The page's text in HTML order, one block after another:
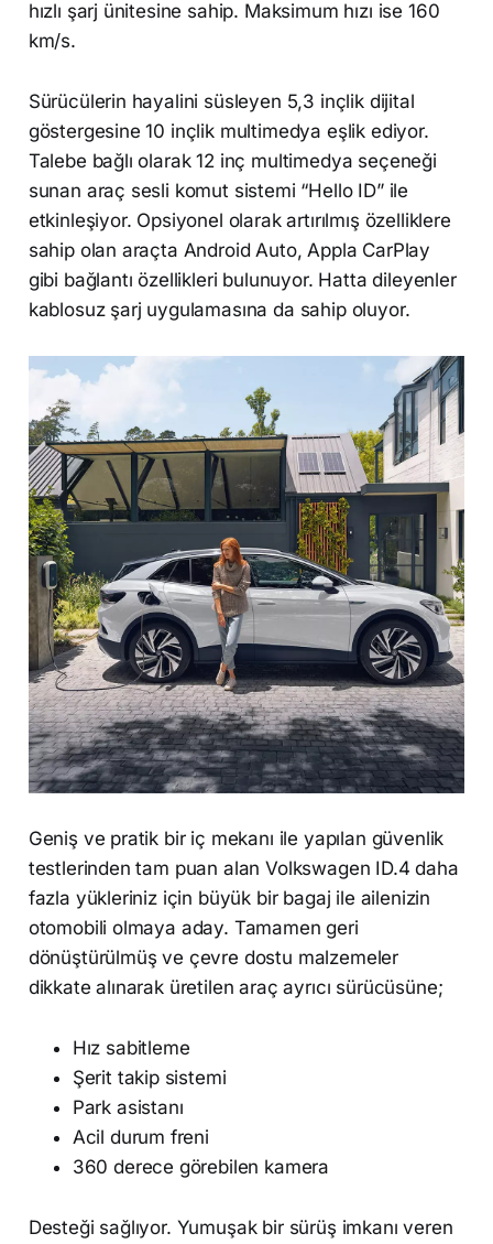
hızlı şarj ünitesine sahip. Maksimum hızı ise 160
km/s.
Sürücülerin hayalini süsleyen 5,3 inçlik dijital
göstergesine 10 inçlik multimedya eşlik ediyor.
Talebe bağlı olarak 12 inç multimedya seçeneği
sunan araç sesli komut sistemi “Hello ID” ile
etkinleşiyor. Opsiyonel olarak artırılmış özelliklere
sahip olan araçta Android Auto, Appla CarPlay
gibi bağlantı özellikleri bulunuyor. Hatta dileyenler
kablosuz şarj uygulamasına da sahip oluyor.
Geniş ve pratik bir iç mekanı ile yapılan güvenlik
testlerinden tam puan alan Volkswagen ID.4 daha
fazla yükleriniz için büyük bir bagaj ile ailenizin
otomobili olmaya aday. Tamamen geri
dönüştürülmüş ve çevre dostu malzemeler
dikkate alınarak üretilen araç ayrıcı sürücüsüne;
Hız sabitleme
Şerit takip sistemi
Park asistanı
Acil durum freni
360 derece görebilen kamera
Desteği sağlıyor. Yumuşak bir sürüş imkanı veren